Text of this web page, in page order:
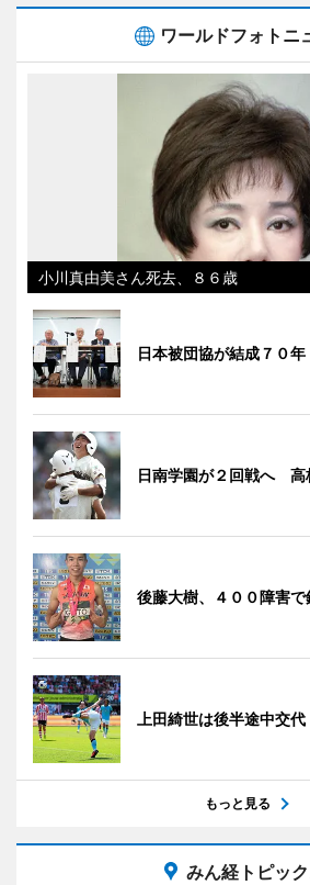
ワールドフォトニ
小川真由美さん死去、８６歳
日本被団協が結成７０年
日南学園が２回戦へ 高
後藤大樹、４００障害で
上田綺世は後半途中交
もっと見る
みん経トピッ